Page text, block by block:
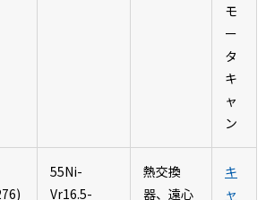
モ
ー
タ
キ
ャ
ン
55Ni-
Vr16.5-
熱交換
器、遠心
キ
ャ